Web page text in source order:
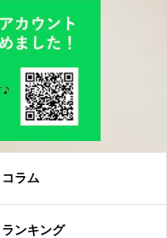
コラム
ランキング